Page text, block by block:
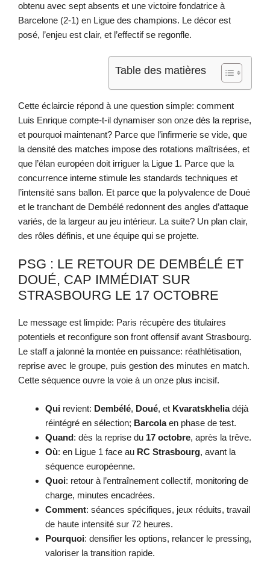
obtenu avec sept absents et une victoire fondatrice à
Barcelone (2-1) en Ligue des champions. Le décor est
posé, l’enjeu est clair, et l’effectif se regonfle.
Table des matières
Cette éclaircie répond à une question simple: comment
Luis Enrique compte-t-il dynamiser son onze dès la reprise,
et pourquoi maintenant? Parce que l’infirmerie se vide, que
la densité des matches impose des rotations maîtrisées, et
que l’élan européen doit irriguer la Ligue 1. Parce que la
concurrence interne stimule les standards techniques et
l’intensité sans ballon. Et parce que la polyvalence de Doué
et le tranchant de Dembélé redonnent des angles d’attaque
variés, de la largeur au jeu intérieur. La suite? Un plan clair,
des rôles définis, et une équipe qui se projette.
PSG : LE RETOUR DE DEMBÉLÉ ET
DOUÉ, CAP IMMÉDIAT SUR
STRASBOURG LE 17 OCTOBRE
Le message est limpide: Paris récupère des titulaires
potentiels et reconfigure son front offensif avant Strasbourg.
Le staff a jalonné la montée en puissance: réathlétisation,
reprise avec le groupe, puis gestion des minutes en match.
Cette séquence ouvre la voie à un onze plus incisif.
Qui revient: Dembélé, Doué, et Kvaratskheliadéjà
réintégré en sélection; Barcolaen phase de test.
Quand: dès la reprise du 17 octobre, après la trêve.
Où: en Ligue 1 face au RC Strasbourg, avant la
séquence européenne.
Quoi: retour à l’entraînement collectif, monitoring de
charge, minutes encadrées.
Comment: séances spécifiques, jeux réduits, travail
de haute intensité sur 72 heures.
Pourquoi: densifier les options, relancer le pressing,
valoriser la transition rapide.